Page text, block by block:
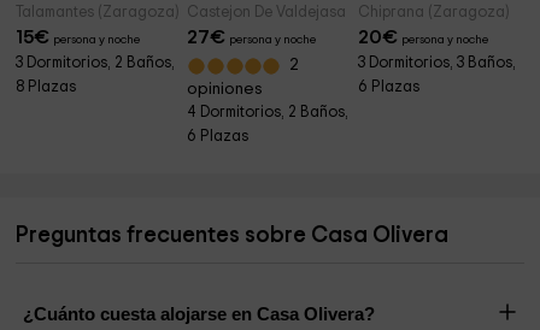
Talamantes (Zaragoza)
15€ persona y noche
3 Dormitorios, 2 Baños,
8 Plazas
Castejon De Valdejasa (Zaragoza)
27€ persona y noche
2
opiniones
4 Dormitorios, 2 Baños,
6 Plazas
Chiprana (Zaragoza)
20€ persona y noche
3 Dormitorios, 3 Baños,
6 Plazas
Preguntas frecuentes sobre Casa Olivera
¿Cuánto cuesta alojarse en Casa Olivera?